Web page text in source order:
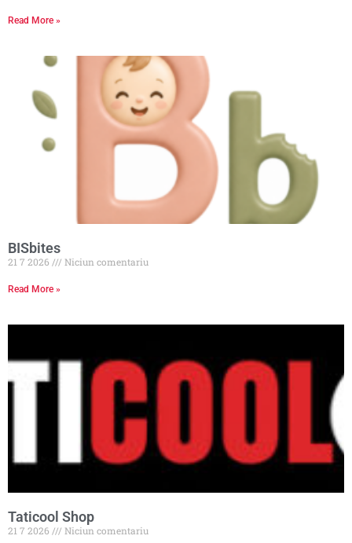
Read More »
BISbites
21 7 2026 Niciun comentariu
Read More »
Taticool Shop
21 7 2026 Niciun comentariu